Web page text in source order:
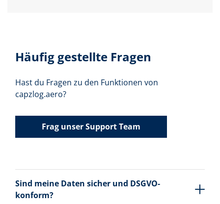
Häufig gestellte Fragen
Hast du Fragen zu den Funktionen von
capzlog.aero?
Frag unser Support Team
Sind meine Daten sicher und DSGVO-
konform?